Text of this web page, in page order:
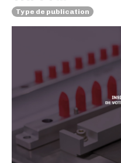
Type de publication